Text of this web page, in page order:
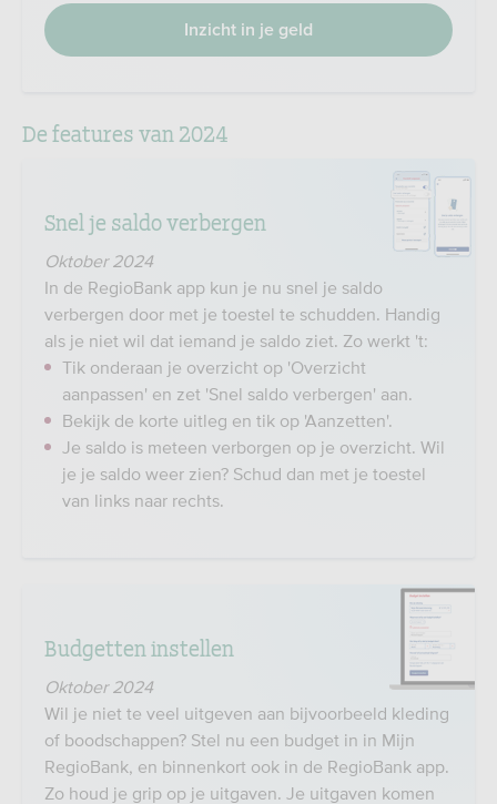
Inzicht in je geld
De features van 2024
Snel je saldo verbergen
Oktober 2024
In de RegioBank app kun je nu snel je saldo
verbergen door met je toestel te schudden. Handig
als je niet wil dat iemand je saldo ziet. Zo werkt 't:
Tik onderaan je overzicht op 'Overzicht
aanpassen' en zet 'Snel saldo verbergen' aan.
Bekijk de korte uitleg en tik op 'Aanzetten'.
Je saldo is meteen verborgen op je overzicht. Wil
je je saldo weer zien? Schud dan met je toestel
van links naar rechts.
Budgetten instellen
Oktober 2024
Wil je niet te veel uitgeven aan bijvoorbeeld kleding
of boodschappen? Stel nu een budget in in Mijn
RegioBank, en binnenkort ook in de RegioBank app.
Zo houd je grip op je uitgaven. Je uitgaven komen